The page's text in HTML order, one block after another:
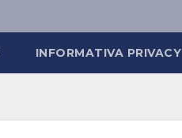
INFORMATIVA PRIVACY